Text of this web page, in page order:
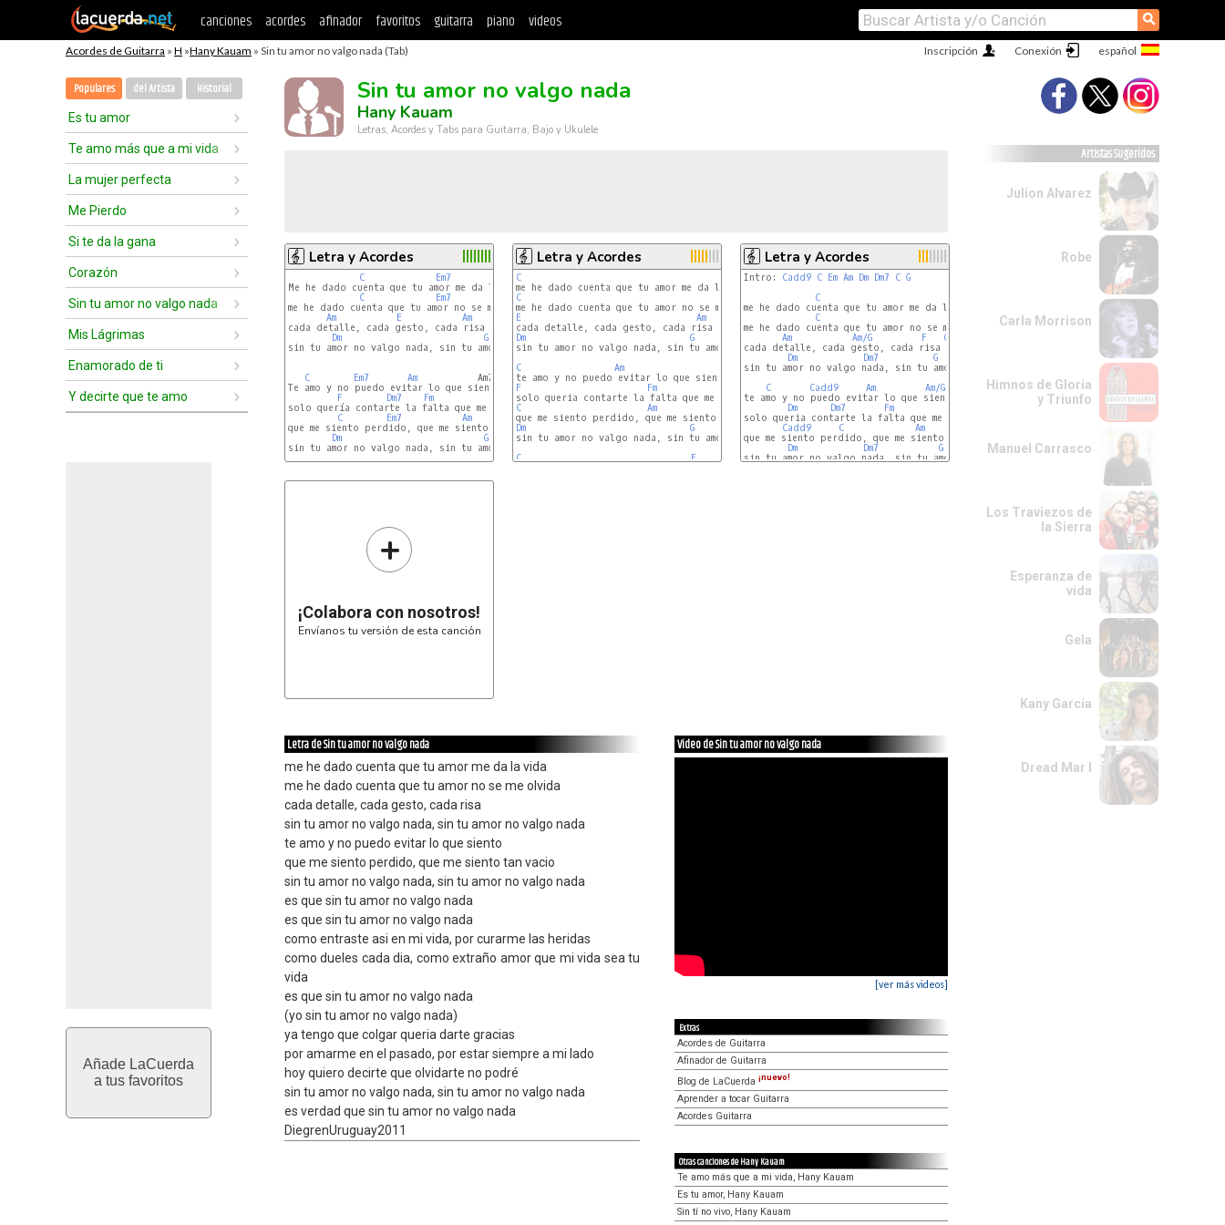
canciones acordes afinador favoritos guitarra piano videos ⚲
Acordes de Guitarra » H »Hany Kauam » Sin tu amor no valgo nada (Tab) Conexión
Inscripción
Populares del Artista Historial
Es tu amor
Te amo más que a mi vida
La mujer perfecta
Me Pierdo
Si te da la gana
Corazón
Sin tu amor no valgo nada
Mis Lágrimas
Enamorado de ti
Y decirte que te amo
Añade LaCuerda
a tus favoritos
Sin tu amor no valgo nada
Hany Kauam
Letras, Acordes y Tabs para Guitarra, Bajo y Ukulele
Letra y Acordes
C Em7
Am7
Me he dado cuenta que tu amor me da la vida
C
Em7 Am7
me he dado cuenta que tu amor no se me olvida
Am
E
Am
cada detalle, cada gesto, cada risa
Dm
G
sin tu amor no valgo nada, sin tu amor no valgo nada
C Em7 Am
           Am7/G
Te amo y no puedo evitar lo que siento
F
Dm7
Fm
solo quería contarte la falta que me haces
C
Em7 Am
        Am7/G
que me siento perdido, que me siento tan vacío
Dm
G
sin tu amor no valgo nada, sin tu amor no valgo nada
Letra y Acordes
C
Am
C
E
Am
Dm
G
sin tu amor no valgo nada, sin tu amor no valgo nada
C
Am
F
Fm
C
Am
Dm
G
sin tu amor no valgo nada, sin tu amor no valgo nada
C
F
Letra y Acordes
Intro: Cadd9 C Em Am Dm Dm7 C G
C
me he dado cuenta que tu amor me da la vida
C
me he dado cuenta que tu amor no se me olvida
Am
Am/G F
C
cada detalle, cada gesto, cada risa
Dm
Dm7
G
sin tu amor no valgo nada, sin tu amor no valgo nada
C
Cadd9 Am
Am/G
te amo y no puedo evitar lo que siento
Dm
Dm7
Fm
solo queria contarte la falta que me haces
Cadd9
C Am
que me siento perdido, que me siento tan vacio
Dm
Dm7
G
sin tu amor no valgo nada, sin tu amor no valgo nada
+
¡Colabora con nosotros!
Envíanos tu versión de esta canción
Letra de Sin tu amor no valgo nada
me he dado cuenta que tu amor me da la vida
me he dado cuenta que tu amor no se me olvida
cada detalle, cada gesto, cada risa
sin tu amor no valgo nada, sin tu amor no valgo nada
te amo y no puedo evitar lo que siento
que me siento perdido, que me siento tan vacio
sin tu amor no valgo nada, sin tu amor no valgo nada
es que sin tu amor no valgo nada
es que sin tu amor no valgo nada
como entraste asi en mi vida, por curarme las heridas
como dueles cada dia, como extraño amor que mi vida sea tu
vida
es que sin tu amor no valgo nada
(yo sin tu amor no valgo nada)
ya tengo que colgar queria darte gracias
por amarme en el pasado, por estar siempre a mi lado
hoy quiero decirte que olvidarte no podré
sin tu amor no valgo nada, sin tu amor no valgo nada
es verdad que sin tu amor no valgo nada
DiegrenUruguay2011
Video de Sin tu amor no valgo nada
[ver más videos]
Extras
Acordes de Guitarra
Afinador de Guitarra
Blog de LaCuerda ¡nuevo!
Aprender a tocar Guitarra
Acordes Guitarra
Otras canciones de Hany Kauam
Te amo más que a mi vida, Hany Kauam
Es tu amor, Hany Kauam
Sin tí no vivo, Hany Kauam
Artistas Sugeridos
Julion Alvarez
Robe
Carla Morrison
Himnos de Gloria
y Triunfo
Manuel Carrasco
Los Traviezos de
la Sierra
Esperanza de
vida
Gela
Kany García
Dread Mar I